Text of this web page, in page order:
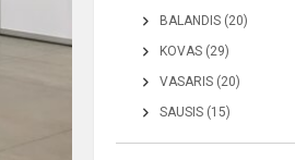
BALANDIS (20)
KOVAS (29)
VASARIS (20)
SAUSIS (15)